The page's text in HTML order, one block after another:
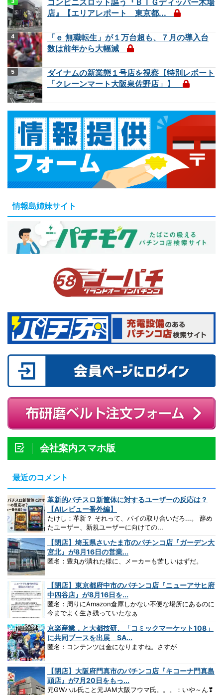
店』【エリアレポート 東京都...
「ｅ 無職転生」が１万台超も、７月の導入台
数は前年から大幅減
ダイナムの新業態１号店を視察【特別レポート
「クレーンマート大阪泉佐野店」】
情報島姉妹サイト
会社案内スマホ版
最近のコメント
革新的パチスロ新筐体に対するユーザーの反応は？
【AIレビュー番外編】
たけし：革新？ それって、パイの取り合いだろ...。 辞め
たユーザー、新規ユーザーに向けての...
【閉店】埼玉県さいたま市のパチンコ店『ガーデン大
宮北』が8月16日の営業...
匿名：豊丸が潰れた様に、メーカーも苦しいはずだ。
【閉店】東京都府中市のパチンコ店『ニューアサヒ府
中四谷店』が8月16日を...
匿名：周りにAmazon倉庫しかない不便な場所にあるのに
今までよく生き残っていたなぁ
京楽産業．と大都技研、「コミックマーケット108」
に共同ブースを出展 SA...
匿名：コンテンツは金になりますね。さすが
【閉店】大阪府門真市のパチンコ店『キコーナ門真島
頭店』が7月20日をもっ...
元GWハル氏こと元JAM大阪フウマ氏。。。：いや～ん❣